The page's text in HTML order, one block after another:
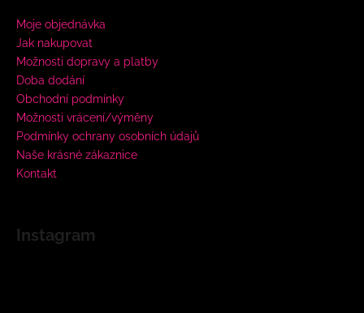
Moje objednávka
Jak nakupovat
Možnosti dopravy a platby
Doba dodání
Obchodní podmínky
Možnosti vrácení/výměny
Podmínky ochrany osobních údajů
Naše krásné zákaznice
Kontakt
Instagram